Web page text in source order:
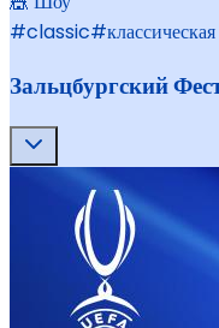
#classic#
Зальцбургский